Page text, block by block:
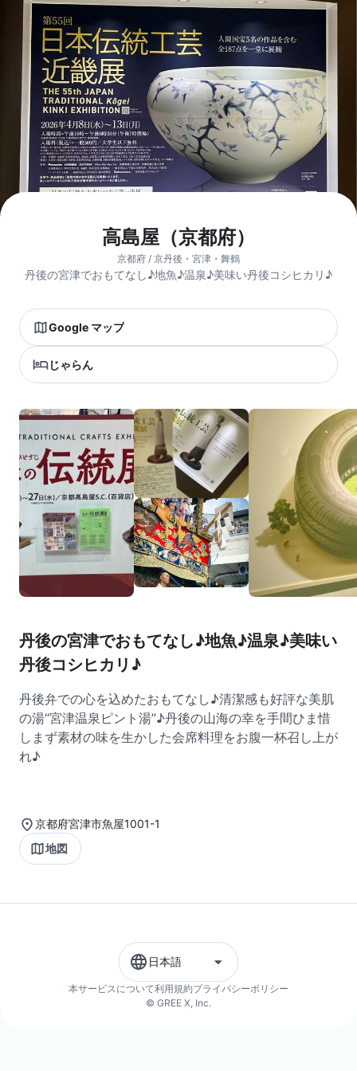
高島屋（京都府）
京都府 / 京丹後・宮津・舞鶴
丹後の宮津でおもてなし♪地魚♪温泉♪美味い丹後コシヒカリ♪
Google マップ
じゃらん
丹後の宮津でおもてなし♪地魚♪温泉♪美味い
丹後コシヒカリ♪
丹後弁での心を込めたおもてなし♪清潔感も好評な美肌
の湯“宮津温泉ピント湯”♪丹後の山海の幸を手間ひま惜
しまず素材の味を生かした会席料理をお腹一杯召し上が
れ♪
京都府宮津市魚屋1001-1
地図
日本語
本サービスについて利用規約プライバシーポリシー
© GREE X, Inc.